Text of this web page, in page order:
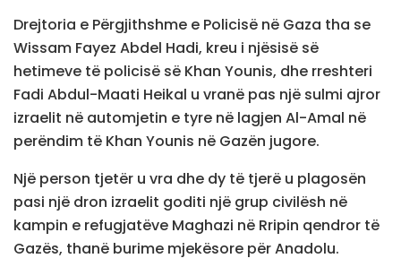
Drejtoria e Përgjithshme e Policisë në Gaza tha se
Wissam Fayez Abdel Hadi, kreu i njësisë së
hetimeve të policisë së Khan Younis, dhe rreshteri
Fadi Abdul-Maati Heikal u vranë pas një sulmi ajror
izraelit në automjetin e tyre në lagjen Al-Amal në
perëndim të Khan Younis në Gazën jugore.
Një person tjetër u vra dhe dy të tjerë u plagosën
pasi një dron izraelit goditi një grup civilësh në
kampin e refugjatëve Maghazi në Rripin qendror të
Gazës, thanë burime mjekësore për Anadolu.